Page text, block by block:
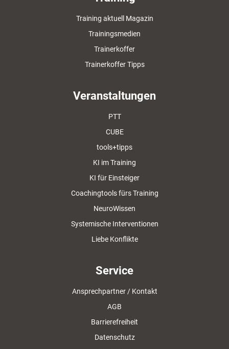
Training aktuell Magazin
Trainingsmedien
Trainerkoffer
Trainerkoffer Tipps
Veranstaltungen
PTT
CUBE
tools+tipps
KI im Training
KI für Einsteiger
Coachingtools fürs Training
NeuroWissen
Systemische Interventionen
Liebe Konflikte
Service
Ansprechpartner / Kontakt
AGB
Barrierefreiheit
Datenschutz